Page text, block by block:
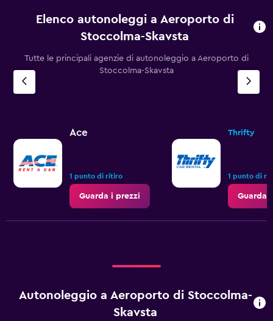
Elenco autonoleggi a Aeroporto di
Stoccolma-Skavsta
Tutte le principali agenzie di autonoleggio a Aeroporto di
Stoccolma-Skavsta
Ace
1 punto di ritiro
Guarda i prezzi
Thrifty
1 punto di
Guarda
Autonoleggio a Aeroporto di Stoccolma-
Skavsta